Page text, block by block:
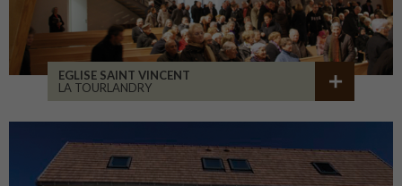
EGLISE SAINT VINCENT
LA TOURLANDRY